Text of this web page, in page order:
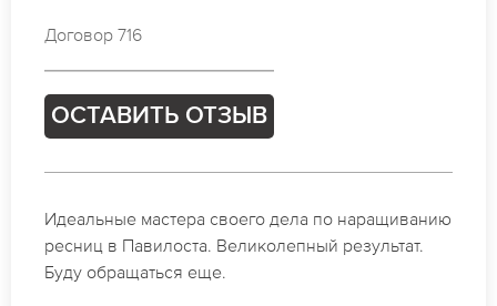
Договор 550
ОСТАВИТЬ ОТЗЫВ
Спасибо огромное. Заказывала наращивание
ресниц в Павилоста для мероприятия. За 2 часа
все было готово.